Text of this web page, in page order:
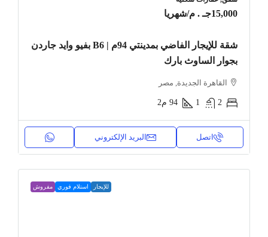
15,000جـ . م /شهريا
شقة للإيجار الفاضي بمدينتي 94م | B6 بفيو وايد جاردن
بجوار الساوث بارك
القاهرة الجديدة, مصر
2
1
94 م2
اتصل البريد الإلكتروني
للإيجار استلام فوري مفروش